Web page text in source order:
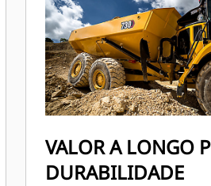
VALOR A LONGO
DURABILIDADE